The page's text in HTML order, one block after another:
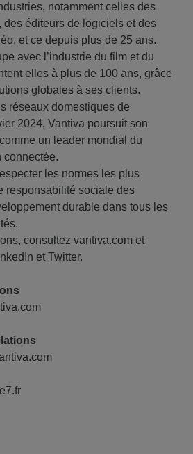
notamment celles des
des éditeurs de logiciels et des
et ce depuis plus de 25 ans.
avec l’industrie du film et du
elles à plus de 100 ans, grâce
globales à ses clients.
réseaux domestiques de
2024, Vantiva poursuit son
un leader mondial du
connectée.
les normes les plus
responsabilité sociale des
durable dans tous les
consultez vantiva.com et
et Twitter.